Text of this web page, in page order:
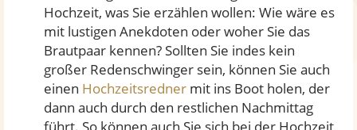
Hochzeit, was Sie erzählen wollen: Wie wäre es
mit lustigen Anekdoten oder woher Sie das
Brautpaar kennen? Sollten Sie indes kein
großer Redenschwinger sein, können Sie auch
einen Hochzeitsredner mit ins Boot holen, der
dann auch durch den restlichen Nachmittag
führt. So können auch Sie sich bei der Hochzeit